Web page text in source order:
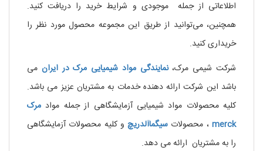
اطلاعاتی از جمله موجودی و شرایط خرید را دریافت کنید.
همچنین، می‌توانید از طریق این مجموعه محصول مورد نظر را
خریداری کنید.
شرکت شیمی مرک،نمایندگی مواد شیمیایی مرک در ایران می
باشد این شرکت ارائه دهنده خدمات به مشتریان عزیز می باشد.
کلیه محصولات مواد شیمیایی آزمایشگاهی از جمله مواد مرک
merck، محصولات سیگماآلدریچو کلیه محصولات آزمایشگاهی
را به مشتریان ارائه می دهد.